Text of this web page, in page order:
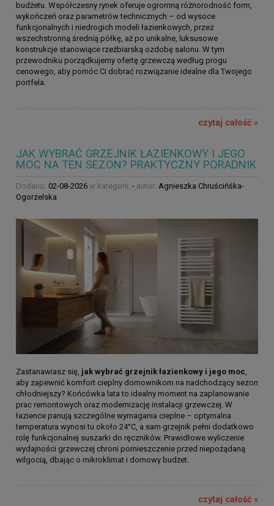
budżetu. Współczesny rynek oferuje ogromną różnorodność form,
wykończeń oraz parametrów technicznych – od wysoce
funkcjonalnych i niedrogich modeli łazienkowych, przez
wszechstronną średnią półkę, aż po unikalne, luksusowe
konstrukcje stanowiące rzeźbiarską ozdobę salonu. W tym
przewodniku porządkujemy ofertę grzewczą według progu
cenowego, aby pomóc Ci dobrać rozwiązanie idealne dla Twojego
portfela.
czytaj całość »
JAK WYBRAĆ GRZEJNIK ŁAZIENKOWY I JEGO
MOC NA TEN SEZON? PRAKTYCZNY PORADNIK
Dodano: 02-08-2026 w kategorii: - autor: Agnieszka Chruścińśka-
Ogorzelska
Zastanawiasz się, jak wybrać grzejnik łazienkowy i jego moc
aby zapewnić komfort cieplny domownikom na nadchodzący sezon
chłodniejszy? Końcówka lata to idealny moment na zaplanowanie
prac remontowych oraz modernizację instalacji grzewczej. W
łazience panują szczególne wymagania cieplne – optymalna
temperatura wynosi tu około 24°C, a sam grzejnik pełni dodatkowo
rolę funkcjonalnej suszarki do ręczników. Prawidłowe wyliczenie
wydajności grzewczej chroni pomieszczenie przed niepożądaną
wilgocią, dbając o mikroklimat i domowy budżet.
czytaj całość »